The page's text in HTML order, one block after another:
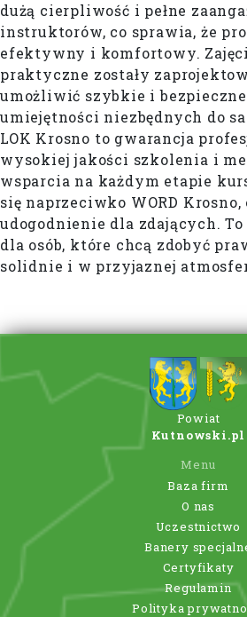
dużą cierpliwość i pełne
instruktorów, co sprawia, że
efektywny i komfortowy.
praktyczne zostały
umożliwić szybkie i
umiejętności niezbędnych do
LOK Krosno to gwarancja
wysokiej jakości szkolenia i
wsparcia na każdym etapie
się naprzeciwko WORD
udogodnienie dla zdających.
dla osób, które chcą zdobyć
solidnie i w przyjaznej
Powiat
Kutnowski.pl
Menu
Baza firm
O nas
Uczestnictwo
Banery
Certyfikaty
Regulamin
Polityka